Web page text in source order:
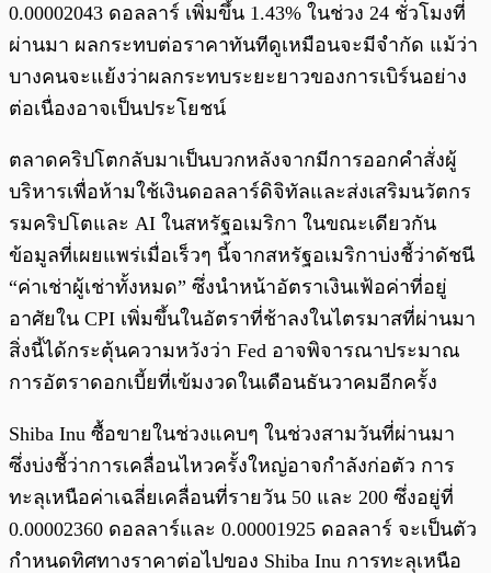
0.00002043 ดอลลาร์ เพิ่มขึ้น 1.43% ในช่วง 24 ชั่วโมงที่
ผ่านมา ผลกระทบต่อราคาทันทีดูเหมือนจะมีจำกัด แม้ว่า
บางคนจะแย้งว่าผลกระทบระยะยาวของการเบิร์นอย่าง
ต่อเนื่องอาจเป็นประโยชน์
ตลาดคริปโตกลับมาเป็นบวกหลังจากมีการออกคำสั่งผู้
บริหารเพื่อห้ามใช้เงินดอลลาร์ดิจิทัลและส่งเสริมนวัตกร
รมคริปโตและ AI ในสหรัฐอเมริกา ในขณะเดียวกัน
ข้อมูลที่เผยแพร่เมื่อเร็วๆ นี้จากสหรัฐอเมริกาบ่งชี้ว่าดัชนี
“ค่าเช่าผู้เช่าทั้งหมด” ซึ่งนำหน้าอัตราเงินเฟ้อค่าที่อยู่
อาศัยใน CPI เพิ่มขึ้นในอัตราที่ช้าลงในไตรมาสที่ผ่านมา
สิ่งนี้ได้กระตุ้นความหวังว่า Fed อาจพิจารณาประมาณ
การอัตราดอกเบี้ยที่เข้มงวดในเดือนธันวาคมอีกครั้ง
Shiba Inu ซื้อขายในช่วงแคบๆ ในช่วงสามวันที่ผ่านมา
ซึ่งบ่งชี้ว่าการเคลื่อนไหวครั้งใหญ่อาจกำลังก่อตัว การ
ทะลุเหนือค่าเฉลี่ยเคลื่อนที่รายวัน 50 และ 200 ซึ่งอยู่ที่
0.00002360 ดอลลาร์และ 0.00001925 ดอลลาร์ จะเป็นตัว
กำหนดทิศทางราคาต่อไปของ Shiba Inu การทะลุเหนือ